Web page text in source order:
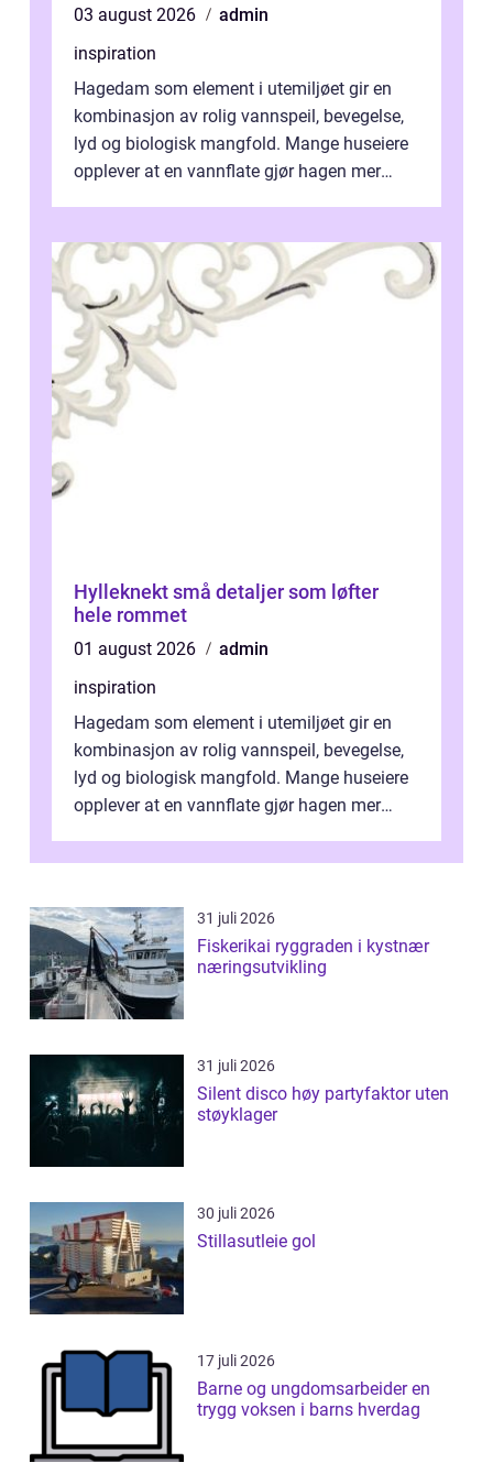
03 august 2026
admin
inspiration
Hagedam som element i utemiljøet gir en
kombinasjon av rolig vannspeil, bevegelse,
lyd og biologisk mangfold. Mange huseiere
opplever at en vannflate gjør hagen mer
Hylleknekt små detaljer som løfter
hele rommet
01 august 2026
admin
inspiration
Hagedam som element i utemiljøet gir en
kombinasjon av rolig vannspeil, bevegelse,
lyd og biologisk mangfold. Mange huseiere
opplever at en vannflate gjør hagen mer
31 juli 2026
Fiskerikai ryggraden i kystnær
næringsutvikling
31 juli 2026
Silent disco høy partyfaktor uten
støyklager
30 juli 2026
Stillasutleie gol
17 juli 2026
Barne og ungdomsarbeider en
trygg voksen i barns hverdag